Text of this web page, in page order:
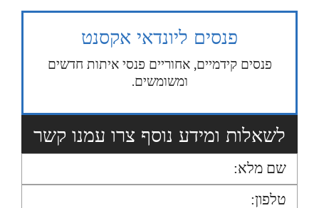
פנסים ליונדאי אקסנט
פנסים קידמיים, אחוריים פנסי איתות חדשים
ומשומשים.
לשאלות ומידע נוסף צרו עמנו קשר